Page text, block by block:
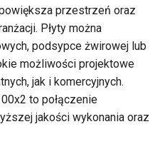
przestrzeń oraz
Płyty można
podsypce żwirowej lub
możliwości projektowe
jak i komercyjnych.
to połączenie
jakości wykonania oraz